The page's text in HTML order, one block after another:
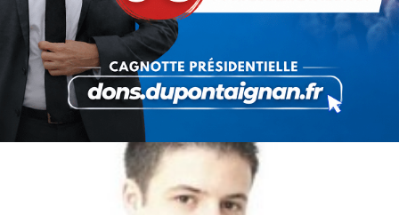
sauver l’Europe » co-écrit par Franck Dedieu,
rédacteur en chef adjoint de L'Expansion,
Benjamin Masse-Stamberger, grand reporter
à L'Express, Béatrice Mathieu,…